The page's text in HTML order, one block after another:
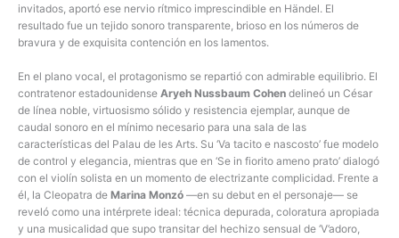
invitados, aportó ese nervio rítmico imprescindible en Händel. El
resultado fue un tejido sonoro transparente, brioso en los números de
bravura y de exquisita contención en los lamentos.
En el plano vocal, el protagonismo se repartió con admirable equilibrio. El
contratenor estadounidense Aryeh Nussbaum Cohen delineó un César
de línea noble, virtuosismo sólido y resistencia ejemplar, aunque de
caudal sonoro en el mínimo necesario para una sala de las
características del Palau de les Arts. Su ‘Va tacito e nascosto’ fue modelo
de control y elegancia, mientras que en ‘Se in fiorito ameno prato’ dialogó
con el violín solista en un momento de electrizante complicidad. Frente a
él, la Cleopatra de Marina Monzó —en su debut en el personaje— se
reveló como una intérprete ideal: técnica depurada, coloratura apropiada
y una musicalidad que supo transitar del hechizo sensual de ‘V’adoro,